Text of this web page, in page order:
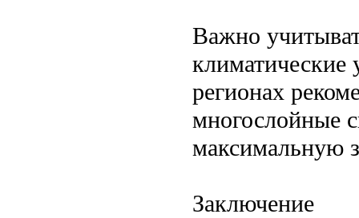
Важно
климатические
регионах
многослойные
максимальную
Заключение